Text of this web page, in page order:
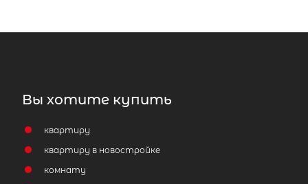
Вы хотите купить
квартиру
квартиру в новостройке
комнату